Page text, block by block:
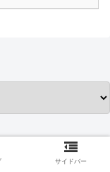
サイドバー